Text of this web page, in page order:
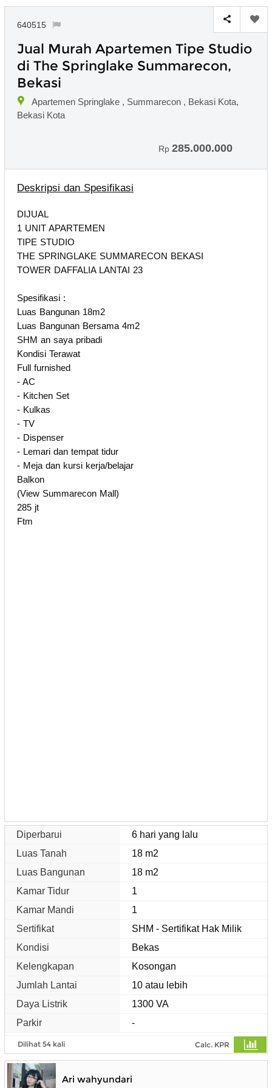
640515
Jual Murah Apartemen Tipe Studio
di The Springlake Summarecon,
Bekasi
Apartemen Springlake , Summarecon , Bekasi Kota,
Bekasi Kota
Rp 285.000.000
Deskripsi dan Spesifikasi
DIJUAL
1 UNIT APARTEMEN
TIPE STUDIO
THE SPRINGLAKE SUMMARECON BEKASI
TOWER DAFFALIA LANTAI 23
Spesifikasi :
Luas Bangunan 18m2
Luas Bangunan Bersama 4m2
SHM an saya pribadi
Kondisi Terawat
Full furnished
- AC
- Kitchen Set
- Kulkas
- TV
- Dispenser
- Lemari dan tempat tidur
- Meja dan kursi kerja/belajar
Balkon
(View Summarecon Mall)
285 jt
Ftm
Diperbarui
6 hari yang lalu
Luas Tanah
18 m2
Luas Bangunan
18 m2
Kamar Tidur
1
Kamar Mandi
1
Sertifikat
SHM - Sertifikat Hak Milik
Kondisi
Bekas
Kelengkapan
Kosongan
Jumlah Lantai
10 atau lebih
Daya Listrik
1300 VA
Parkir
-
Dilihat 54 kali Calc. KPR
Ari wahyundari